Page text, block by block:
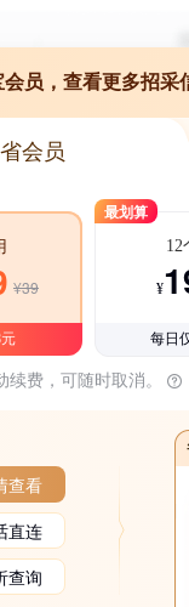
员，查看更多招采
会员
¥39
最划算
12
¥
每日
续费，可随时取消。
查看
直连
查询